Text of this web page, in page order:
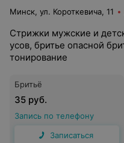
Минск, ул. Короткевича, 11
Стрижки мужские и
усов, бритье опасной
тонирование
Бритьё
35 руб.
Запись по телефону
Записаться